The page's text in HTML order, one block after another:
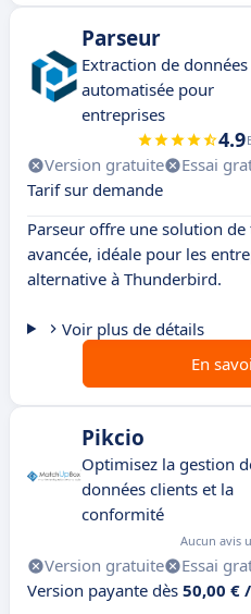
Parseur
Extraction de données
automatisée pour
entreprises
4.9
Version gratuite Essai
Tarif sur demande
Parseur offre une solution
avancée, idéale pour les
alternative à Thunderbird.
Voir plus de détails
En
Pikcio
Optimisez la gestion
données clients et la
conformité
Aucun avis
Version gratuite Essai
Version payante dès 50,00 €